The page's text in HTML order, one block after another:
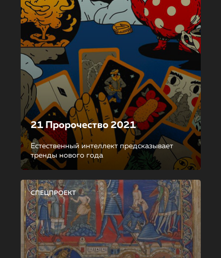
21 Пророчество 2021
Естественный интеллект предсказывает
тренды нового года
СПЕЦПРОЕКТ